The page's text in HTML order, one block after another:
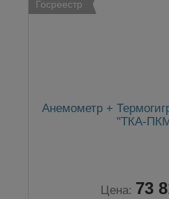
Госреестр
Анемометр +
"ТКА-
Цена: 73